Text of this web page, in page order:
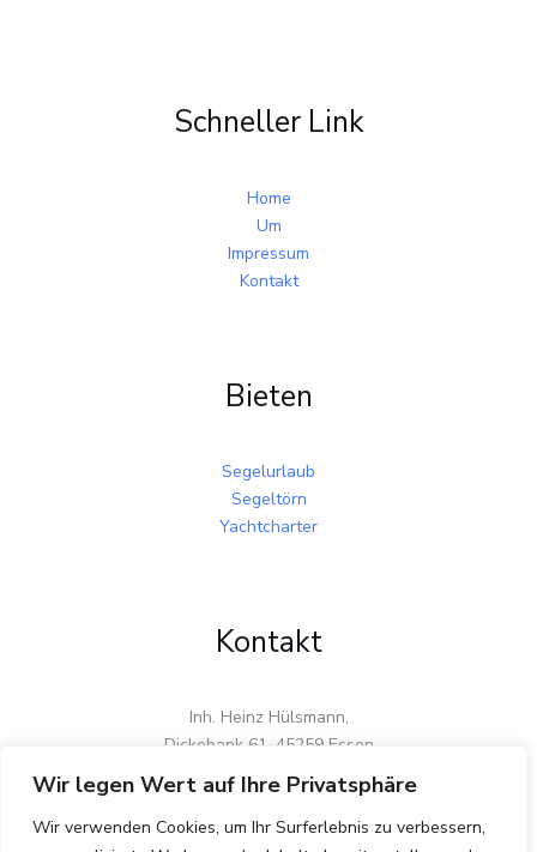
Wir legen Wert auf Ihre Privatsphäre
Wir verwenden Cookies, um Ihr Surferlebnis zu verbessern,
Schneller Link
Home
Um
Impressum
Kontakt
Bieten
Segelurlaub
Segeltörn
Yachtcharter
Kontakt
Inh. Heinz Hülsmann,
Dickebank 61, 45259 Essen
Tel.: 0201 / 41 25 37, Hotline: 0177 / 268 13 16, Fax: 0201 /
27989178, e-mail: info@hhhyachting.de